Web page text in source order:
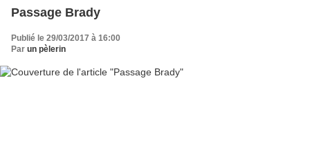
Passage Brady
Publié le 29/03/2017 à 16:00
Par un pèlerin